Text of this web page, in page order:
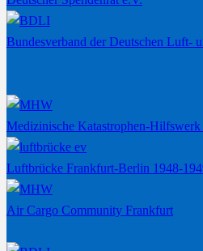
Bundesverband der Deutschen Luft-
Medizinische Katastrophen-Hilfswerk
Luftbrücke Frankfurt-Berlin 1948-
Air Cargo Community Frankfurt